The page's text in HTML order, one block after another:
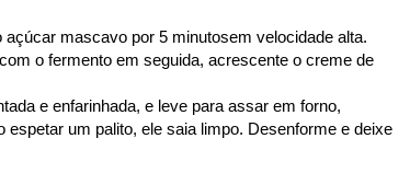
mascavo por 5 minutosem velocidade alta.
o fermento em seguida, acrescente o creme de
e enfarinhada, e leve para assar em forno,
espetar um palito, ele saia limpo. Desenforme e deixe